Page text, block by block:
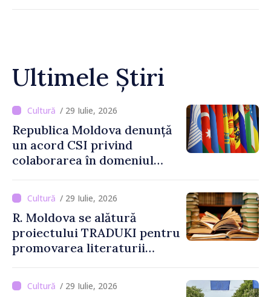
Ultimele Știri
/ 29 Iulie, 2026
Republica Moldova denunță
un acord CSI privind
colaborarea în domeniul
/ 29 Iulie, 2026
R. Moldova se alătură
proiectului TRADUKI pentru
promovarea literaturii
european
/ 29 Iulie, 2026